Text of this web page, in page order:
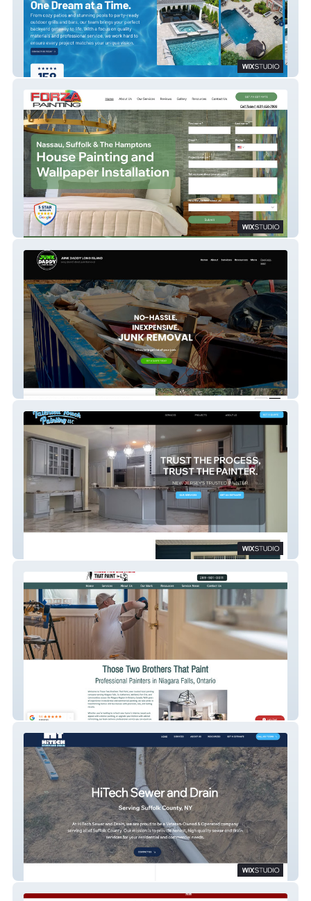
Long Island Pool & Patio
Forza Painting
Junk Daddy LI
Two Brothers Paint